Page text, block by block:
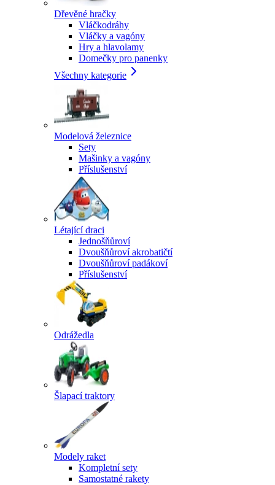
Dřevěné hračky
Vláčkodráhy
Vláčky a vagóny
Hry a hlavolamy
Domečky pro panenky
Všechny kategorie
Modelová železnice
Sety
Mašinky a vagóny
Příslušenství
Létající draci
Jednošňůroví
Dvoušňůroví akrobatičtí
Dvoušňůroví padákoví
Příslušenství
Odrážedla
Šlapací traktory
Modely raket
Kompletní sety
Samostatné rakety